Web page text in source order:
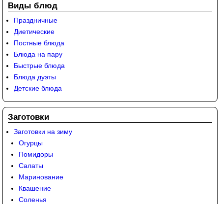
Виды блюд
Праздничные
Диетические
Постные блюда
Блюда на пару
Быстрые блюда
Блюда дуэты
Детские блюда
Заготовки
Заготовки на зиму
Огурцы
Помидоры
Салаты
Маринование
Квашение
Соленья